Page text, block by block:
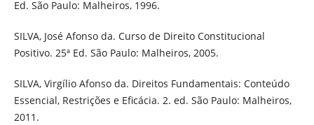
Ed. São Paulo: Malheiros, 1996.
SILVA, José Afonso da. Curso de Direito Constitucional
Positivo. 25ª Ed. São Paulo: Malheiros, 2005.
SILVA, Virgílio Afonso da. Direitos Fundamentais: Conteúdo
Essencial, Restrições e Eficácia. 2. ed. São Paulo: Malheiros,
2011.